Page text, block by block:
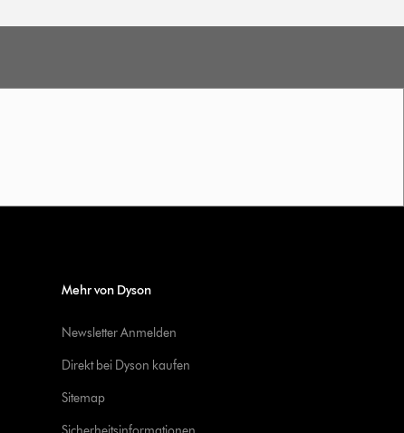
Mehr von Dyson
Newsletter Anmelden
Direkt bei Dyson kaufen
Sitemap